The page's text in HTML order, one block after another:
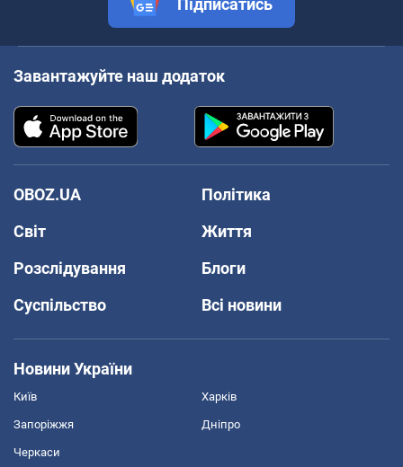
Завантажуйте наш додаток
OBOZ.UA
Політика
Світ
Життя
Розслідування
Блоги
Суспільство
Всі новини
Новини України
Київ Харків
Запоріжжя Дніпро
Черкаси